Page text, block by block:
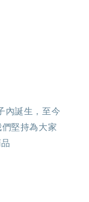
內誕生，至今
堅持為大家